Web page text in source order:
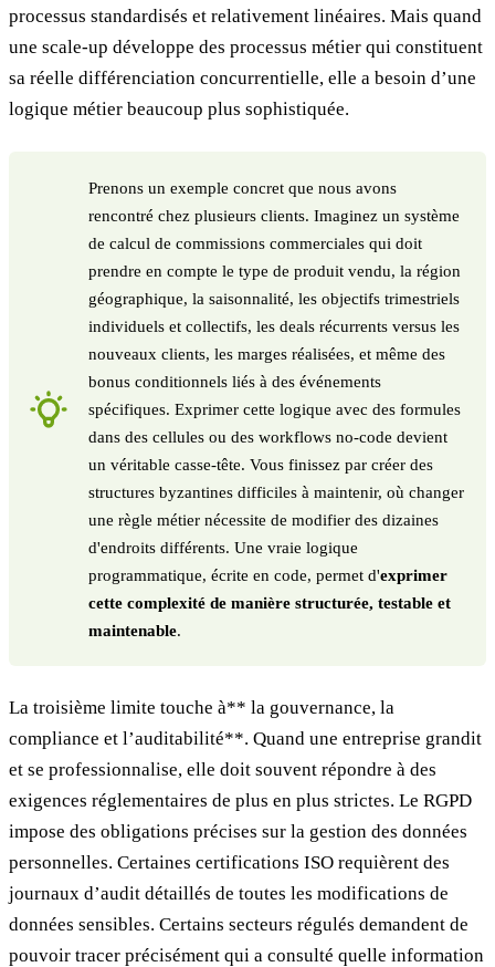
processus standardisés et relativement linéaires. Mais quand
une scale-up développe des processus métier qui constituent
sa réelle différenciation concurrentielle, elle a besoin d’une
logique métier beaucoup plus sophistiquée.
Prenons un exemple concret que nous avons
rencontré chez plusieurs clients. Imaginez un système
de calcul de commissions commerciales qui doit
prendre en compte le type de produit vendu, la région
géographique, la saisonnalité, les objectifs trimestriels
individuels et collectifs, les deals récurrents versus les
nouveaux clients, les marges réalisées, et même des
bonus conditionnels liés à des événements
spécifiques. Exprimer cette logique avec des formules
dans des cellules ou des workflows no-code devient
un véritable casse-tête. Vous finissez par créer des
structures byzantines difficiles à maintenir, où changer
une règle métier nécessite de modifier des dizaines
d'endroits différents. Une vraie logique
programmatique, écrite en code, permet d'exprimer
cette complexité de manière structurée, testable et
maintenable.
La troisième limite touche à** la gouvernance, la
compliance et l’auditabilité**. Quand une entreprise grandit
et se professionnalise, elle doit souvent répondre à des
exigences réglementaires de plus en plus strictes. Le RGPD
impose des obligations précises sur la gestion des données
personnelles. Certaines certifications ISO requièrent des
journaux d’audit détaillés de toutes les modifications de
données sensibles. Certains secteurs régulés demandent de
pouvoir tracer précisément qui a consulté quelle information